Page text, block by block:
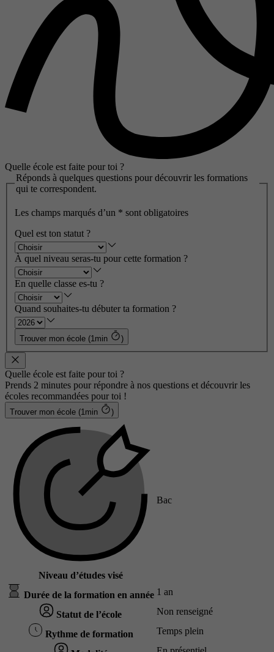
Quelle école est faite pour toi ?
Réponds à quelques questions pour découvrir les formations
qui te correspondent.
Les champs marqués d’un * sont obligatoires
Quel est ton statut ?
À quel niveau seras-tu pour cette formation ?
En quelle classe es-tu ?
Quand souhaites-tu débuter ta formation ?
Trouver mon école (1min )
Quelle école est faite pour toi ?
Prends 2 minutes pour répondre à nos questions et découvrir les
écoles recommandées pour toi !
Trouver mon école (1min )
Niveau d’études visé
Bac
Durée de la formation en année 1 an
Statut de l’école Non renseigné
Rythme de formation Temps plein